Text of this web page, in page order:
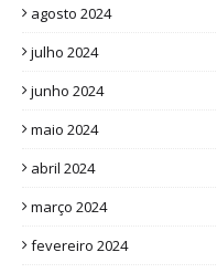
agosto 2024
julho 2024
junho 2024
maio 2024
abril 2024
março 2024
fevereiro 2024